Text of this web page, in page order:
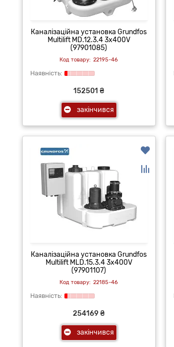
Каналізаційна установка Grundfos
Multilift MD.12.3.4 3x400V
(97901085)
22195-46
152501 ₴
закінчився
Каналізаційна установка Grundfos
Multilift MLD.15.3.4 3x400V
(97901107)
22185-46
254169 ₴
закінчився